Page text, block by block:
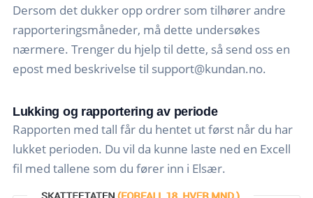
Dersom det dukker opp ordrer som tilhører andre
rapporteringsmåneder, må dette undersøkes
nærmere. Trenger du hjelp til dette, så send oss en
epost med beskrivelse til support@kundan.no.
Lukking og rapportering av periode
Rapporten med tall får du hentet ut først når du har
lukket perioden. Du vil da kunne laste ned en Excell
fil med tallene som du fører inn i Elsær.